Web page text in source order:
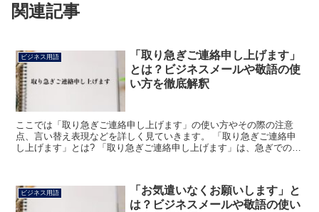
関連記事
ビジネス用語
「取り急ぎご連絡申し上げます」
とは？ビジネスメールや敬語の使
い方を徹底解釈
ここでは「取り急ぎご連絡申し上げます」の使い方やその際の注意
点、言い替え表現などを詳しく見ていきます。 「取り急ぎご連絡申
し上げます」とは? 「取り急ぎご連絡申し上げます」は、急ぎでの連
ビジネス用語
「お気遣いなくお願いします」と
は？ビジネスメールや敬語の使い